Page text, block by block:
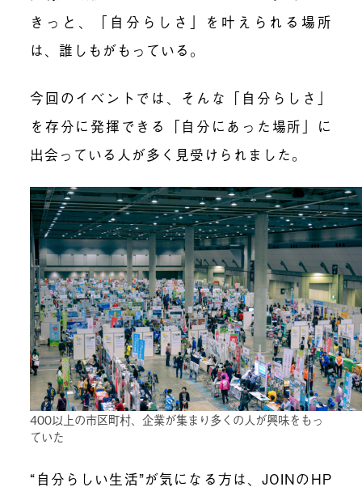
きっと、「自分らしさ」を叶えられる場所
は、誰しもがもっている。
今回のイベントでは、そんな「自分らしさ」
を存分に発揮できる「自分にあった場所」に
出会っている人が多く見受けられました。
400以上の市区町村、企業が集まり多くの人が興味をもっ
ていた
“自分らしい生活”が気になる方は、JOINのHP